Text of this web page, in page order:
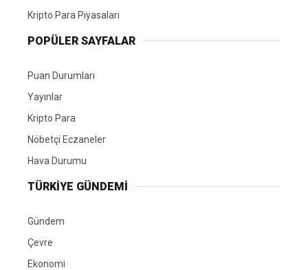
Kripto Para Piyasaları
POPÜLER SAYFALAR
Puan Durumları
Yayınlar
Kripto Para
Nöbetçi Eczaneler
Hava Durumu
TÜRKIYE GÜNDEMI
Gündem
Çevre
Ekonomi